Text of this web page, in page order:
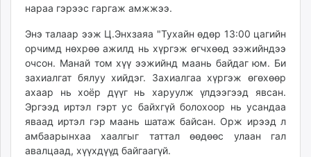
shuurhai.mn
isee.mn
mglradio.com
fact.mn
itoim.mn
tumen.mn
shuum.mn
times.mn
нараа гэрээс гаргаж амжжээ.
Энэ талаар ээж Ц.Энхзаяа "Тухайн өдөр 13:00 цагийн
орчимд нөхрөө ажилд нь хүргэж өгчхөөд ээжийндээ
очсон. Манай том хүү ээжийнд маань байдаг юм. Би
захиалгат бялуу хийдэг. Захиалгаа хүргэж өгөхөөр
ахаар нь хоёр дүүг нь харуулж үлдээгээд явсан.
Эргээд иртэл гэрт ус байхгүй болохоор нь усандаа
яваад иртэл гэр маань шатаж байсан. Орж ирээд л
амбаарынхаа хаалгыг таттал өөдөөс улаан гал
авалцаад, хүүхдүүд байгаагүй.